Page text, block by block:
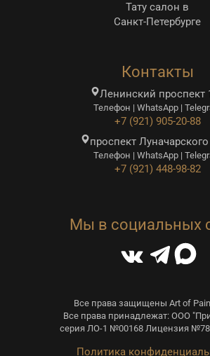
Тату салон в
Санкт-Петербурге
Контакты
Ленинский проспект
Телефон | WhatsApp |
+7 (921) 905-20-88
проспект
Телефон | WhatsApp |
+7 (921) 448-98-82
Мы в социальных
Все права защищены Art of
Все права принадлежат: ООО
серия ЛО-1 №00168 Лицензия
Политика